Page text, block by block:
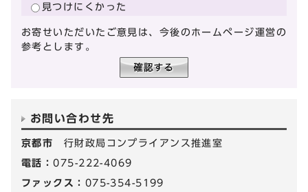
見つけにくかった
お寄せいただいたご意見は、今後のホームページ運営の
参考とします。
お問い合わせ先
京都市 行財政局コンプライアンス推進室
電話：075-222-4069
ファックス： 075-354-5199